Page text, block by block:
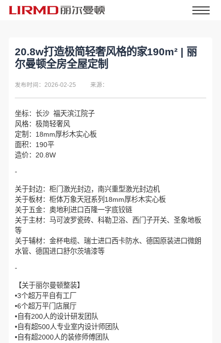
20.8w打造极简轻奢风格的家190m² | 丽
尔曼顿全房全屋定制
发布时间：2026-02-25 来源：
坐标：长沙 福天滨江院子
风格：极简轻奢风
定制：18mm厚杉木实心板
面积：190平
造价：20.8W
-
关于封边：柜门激光封边，南兴重型激光封边机
关于板材：柜体万象天冠系列18mm厚杉木实心板
关于五金：奥地利进口百隆一字底铰链
关于主材：马可波罗瓷砖、科勒卫浴、西门子开关、圣象地板
等
关于辅材：金杯电缆、瑞士进口西卡防水、德国原装进口微朗
水管、德国进口舒尔茨墙漆等
-
【关于丽尔曼顿整装】
•3个超万平自有工厂
•6个超万平门店展厅
•自有200人的设计研发团队
•自有超500人专业室内设计师团队
•自有超2000人的装修师傅团队